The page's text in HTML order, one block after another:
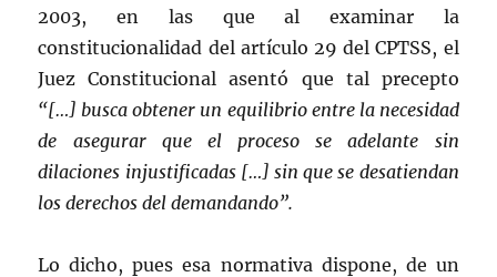
2003, en las que al examinar la
constitucionalidad del artículo 29 del CPTSS, el
Juez Constitucional asentó que tal precepto
“[…] busca obtener un equilibrio entre la necesidad
de asegurar que el proceso se adelante sin
dilaciones injustificadas […] sin que se desatiendan
los derechos del demandando”.
Lo dicho, pues esa normativa dispone, de un